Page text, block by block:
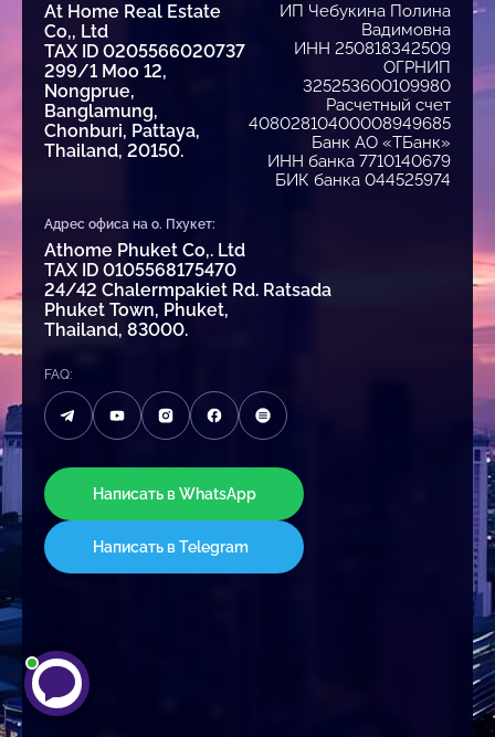
At Home Real Estate
Co,, Ltd
TAX ID 0205566020737
299/1 Moo 12,
Nongprue,
Banglamung,
Chonburi, Pattaya,
Thailand, 20150.
ИП Чебукина Полина
Вадимовна
ИНН 250818342509
ОГРНИП
325253600109980
Расчетный счет
40802810400008949685
Банк АО «ТБанк»
ИНН банка 7710140679
БИК банка 044525974
Адрес офиса на о. Пхукет:
Athome Phuket Co,. Ltd
TAX ID 0105568175470
24/42 Chalermpakiet Rd. Ratsada
Phuket Town, Phuket,
Thailand, 83000.
FAQ:
Написать в WhatsApp
Написать в Telegram